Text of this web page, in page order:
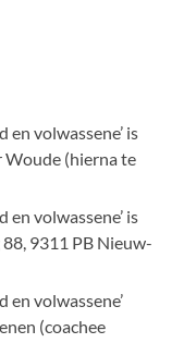
en volwassene’ is
Woude (hierna te
en volwassene’ is
9311 PB Nieuw-
en volwassene’
(coachee